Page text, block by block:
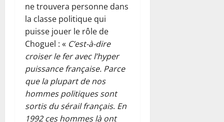
ne trouvera personne dans
la classe politique qui
puisse jouer le rôle de
Choguel : « C’est-à-dire
croiser le fer avec l’hyper
puissance française. Parce
que la plupart de nos
hommes politiques sont
sortis du sérail français. En
1992 ces hommes là ont